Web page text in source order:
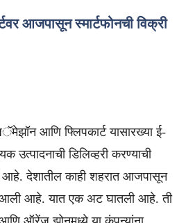
आजपासून स्मार्टफोनची विक्री
आणि फ्लिपकार्ट यासारख्या ई-
उत्पादनाची डिलिव्हरी करण्याची
आहे. देशातील काही शहरात आजपासून
आहे. यात एक अट घातली आहे. ती